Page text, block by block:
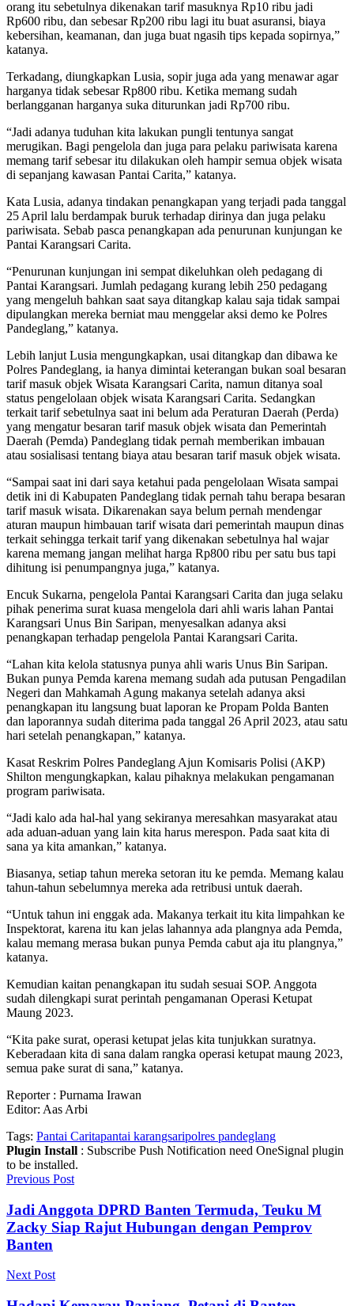
orang itu sebetulnya dikenakan tarif masuknya Rp10 ribu jadi
Rp600 ribu, dan sebesar Rp200 ribu lagi itu buat asuransi, biaya
kebersihan, keamanan, dan juga buat ngasih tips kepada sopirnya,”
katanya.
Terkadang, diungkapkan Lusia, sopir juga ada yang menawar agar
harganya tidak sebesar Rp800 ribu. Ketika memang sudah
berlangganan harganya suka diturunkan jadi Rp700 ribu.
“Jadi adanya tuduhan kita lakukan pungli tentunya sangat
merugikan. Bagi pengelola dan juga para pelaku pariwisata karena
memang tarif sebesar itu dilakukan oleh hampir semua objek wisata
di sepanjang kawasan Pantai Carita,” katanya.
Kata Lusia, adanya tindakan penangkapan yang terjadi pada tanggal
25 April lalu berdampak buruk terhadap dirinya dan juga pelaku
pariwisata. Sebab pasca penangkapan ada penurunan kunjungan ke
Pantai Karangsari Carita.
“Penurunan kunjungan ini sempat dikeluhkan oleh pedagang di
Pantai Karangsari. Jumlah pedagang kurang lebih 250 pedagang
yang mengeluh bahkan saat saya ditangkap kalau saja tidak sampai
dipulangkan mereka berniat mau menggelar aksi demo ke Polres
Pandeglang,” katanya.
Lebih lanjut Lusia mengungkapkan, usai ditangkap dan dibawa ke
Polres Pandeglang, ia hanya dimintai keterangan bukan soal besaran
tarif masuk objek Wisata Karangsari Carita, namun ditanya soal
status pengelolaan objek wisata Karangsari Carita. Sedangkan
terkait tarif sebetulnya saat ini belum ada Peraturan Daerah (Perda)
yang mengatur besaran tarif masuk objek wisata dan Pemerintah
Daerah (Pemda) Pandeglang tidak pernah memberikan imbauan
atau sosialisasi tentang biaya atau besaran tarif masuk objek wisata.
“Sampai saat ini dari saya ketahui pada pengelolaan Wisata sampai
detik ini di Kabupaten Pandeglang tidak pernah tahu berapa besaran
tarif masuk wisata. Dikarenakan saya belum pernah mendengar
aturan maupun himbauan tarif wisata dari pemerintah maupun dinas
terkait sehingga terkait tarif yang dikenakan sebetulnya hal wajar
karena memang jangan melihat harga Rp800 ribu per satu bus tapi
dihitung isi penumpangnya juga,” katanya.
Encuk Sukarna, pengelola Pantai Karangsari Carita dan juga selaku
pihak penerima surat kuasa mengelola dari ahli waris lahan Pantai
Karangsari Unus Bin Saripan, menyesalkan adanya aksi
penangkapan terhadap pengelola Pantai Karangsari Carita.
“Lahan kita kelola statusnya punya ahli waris Unus Bin Saripan.
Bukan punya Pemda karena memang sudah ada putusan Pengadilan
Negeri dan Mahkamah Agung makanya setelah adanya aksi
penangkapan itu langsung buat laporan ke Propam Polda Banten
dan laporannya sudah diterima pada tanggal 26 April 2023, atau satu
hari setelah penangkapan,” katanya.
Kasat Reskrim Polres Pandeglang Ajun Komisaris Polisi (AKP)
Shilton mengungkapkan, kalau pihaknya melakukan pengamanan
program pariwisata.
“Jadi kalo ada hal-hal yang sekiranya meresahkan masyarakat atau
ada aduan-aduan yang lain kita harus merespon. Pada saat kita di
sana ya kita amankan,” katanya.
Biasanya, setiap tahun mereka setoran itu ke pemda. Memang kalau
tahun-tahun sebelumnya mereka ada retribusi untuk daerah.
“Untuk tahun ini enggak ada. Makanya terkait itu kita limpahkan ke
Inspektorat, karena itu kan jelas lahannya ada plangnya ada Pemda,
kalau memang merasa bukan punya Pemda cabut aja itu plangnya,”
katanya.
Kemudian kaitan penangkapan itu sudah sesuai SOP. Anggota
sudah dilengkapi surat perintah pengamanan Operasi Ketupat
Maung 2023.
“Kita pake surat, operasi ketupat jelas kita tunjukkan suratnya.
Keberadaan kita di sana dalam rangka operasi ketupat maung 2023,
semua pake surat di sana,” katanya.
Reporter : Purnama Irawan
Editor: Aas Arbi
Tags: Pantai Caritapantai karangsaripolres pandeglang
Plugin Install : Subscribe Push Notification need OneSignal plugin
to be installed.
Previous Post
Jadi Anggota DPRD Banten Termuda, Teuku M
Zacky Siap Rajut Hubungan dengan Pemprov
Banten
Next Post